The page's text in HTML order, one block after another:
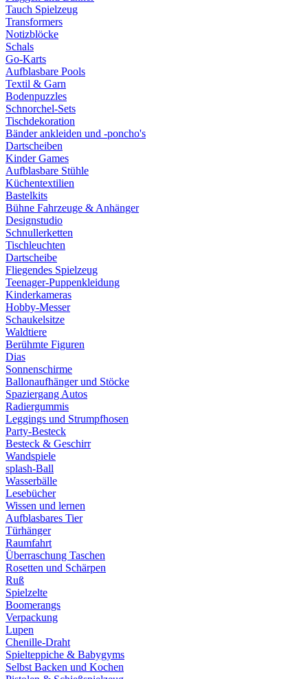
Tauch Spielzeug
Transformers
Notizblöcke
Schals
Go-Karts
Aufblasbare Pools
Textil & Garn
Bodenpuzzles
Schnorchel-Sets
Tischdekoration
Bänder ankleiden und -poncho's
Dartscheiben
Kinder Games
Aufblasbare Stühle
Küchentextilien
Bastelkits
Bühne Fahrzeuge & Anhänger
Designstudio
Schnullerketten
Tischleuchten
Dartscheibe
Fliegendes Spielzeug
Teenager-Puppenkleidung
Kinderkameras
Hobby-Messer
Schaukelsitze
Waldtiere
Berühmte Figuren
Dias
Sonnenschirme
Ballonaufhänger und Stöcke
Spaziergang Autos
Radiergummis
Leggings und Strumpfhosen
Party-Besteck
Besteck & Geschirr
Wandspiele
splash-Ball
Wasserbälle
Lesebücher
Wissen und lernen
Aufblasbares Tier
Türhänger
Raumfahrt
Überraschung Taschen
Rosetten und Schärpen
Ruß
Spielzelte
Boomerangs
Verpackung
Lupen
Chenille-Draht
Spielteppiche & Babygyms
Selbst Backen und Kochen